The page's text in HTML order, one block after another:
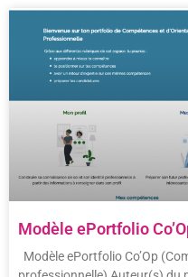
Modèle ePortfolio
Modèle ePortfolio Co’Op